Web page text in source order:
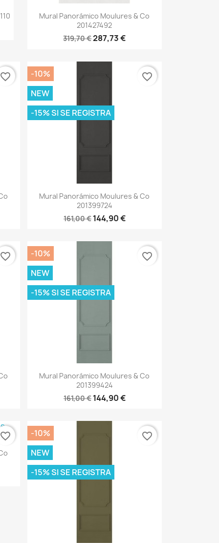
Vista rápida
Mural Panorámico Moulures & Co
201427492
319,70 €287,73 €
favorite_border
Vista rápida
Mural Panorámico Moulures & Co
201399724
161,00 € 144,90 €
-10%
NEW
-15% SI SE REGISTRA
favorite_border
favorite_border
Vista rápida
Mural Panorámico Moulures & Co
201399424
161,00 € 144,90 €
-10%
NEW
-15% SI SE REGISTRA
favorite_border
favorite_border
-10%
NEW
-15% SI SE REGISTRA
favorite_border